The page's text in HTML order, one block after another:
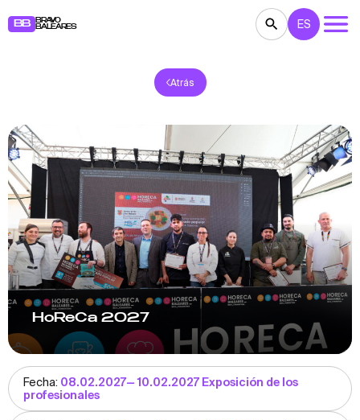
BB
BRAVO
BALEARES
TEATRO
RESTAURANTES MERCADILLOS FIESTAS
PARA NIÑOS BB NOTE
ES
Atrás
HoReCa 2027
Fecha: 08.02.2027— 10.02.2027 Exposición de los
profesionales